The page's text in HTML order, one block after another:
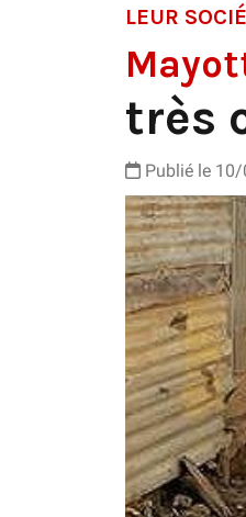
LEUR
très
Publié le